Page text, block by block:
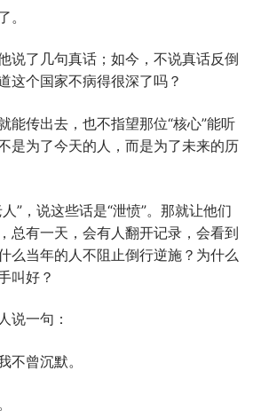
。
说了几句真话；如今，不说真话反倒
这个国家不病得很深了吗？
能传出去，也不指望那位“核心”能听
是为了今天的人，而是为了未来的历
”，说这些话是“泄愤”。那就让他们
总有一天，会有人翻开记录，会看到
么当年的人不阻止倒行逆施？为什么
叫好？
说一句：
不曾沉默。